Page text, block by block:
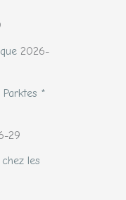
2026-
*
29
les